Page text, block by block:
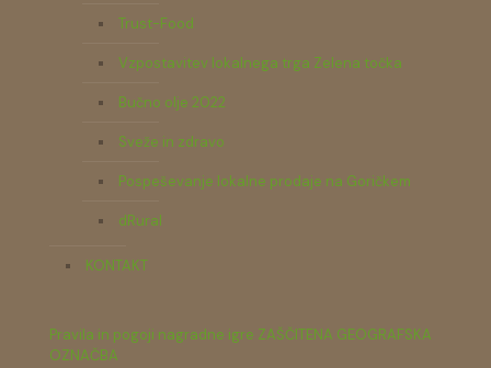
Trust-Food
Vzpostavitev lokalnega trga Zelena točka
Bučno olje 2022
Sveže in zdravo
Pospeševanje lokalne prodaje na Goričkem
dRural
KONTAKT
Pravila in pogoji nagradne igre ZAŠČITENA GEOGRAFSKA
OZNAČBA